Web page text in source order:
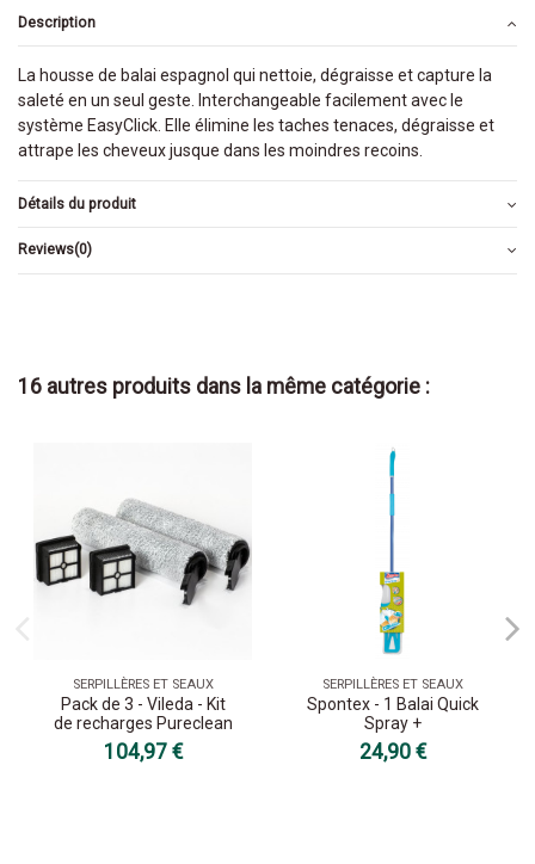
Description
La housse de balai espagnol qui nettoie, dégraisse et capture la
saleté en un seul geste. Interchangeable facilement avec le
système EasyClick. Elle élimine les taches tenaces, dégraisse et
attrape les cheveux jusque dans les moindres recoins.
Détails du produit
Reviews(0)
16 autres produits dans la même catégorie :
SERPILLÈRES ET SEAUX
Pack de 3 - Vileda - Kit
de recharges Pureclean
104,97 €
SERPILLÈRES ET SEAUX
Spontex - 1 Balai Quick
Spray +
24,90 €